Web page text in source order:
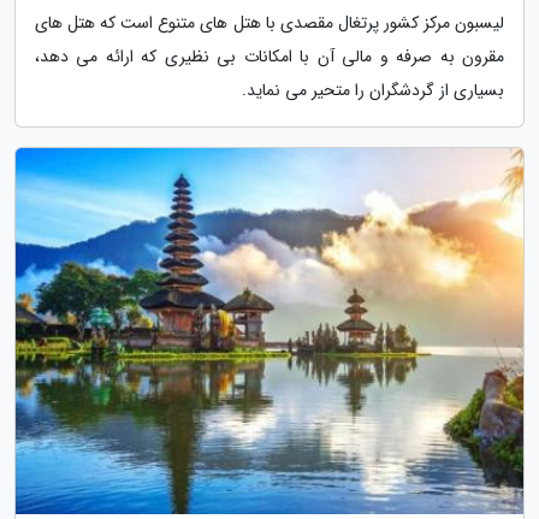
لیسبون مرکز کشور پرتغال مقصدی با هتل های متنوع است که هتل های
مقرون به صرفه و مالی آن با امکانات بی نظیری که ارائه می دهد،
بسیاری از گردشگران را متحیر می نماید.